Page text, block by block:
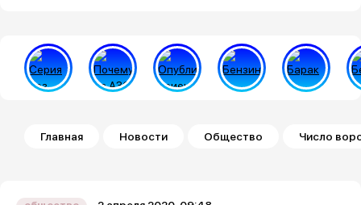
Строка навигации
Главная Новости Общество Число